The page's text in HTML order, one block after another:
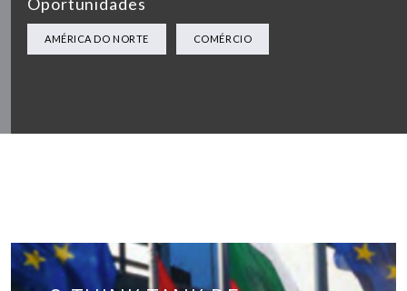
Oportunidades
AMÉRICA DO NORTE COMÉRCIO